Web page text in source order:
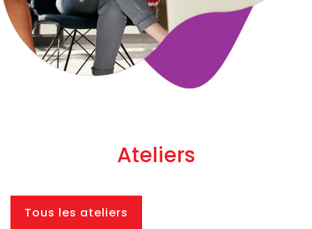
Ateliers
Tous les ateliers